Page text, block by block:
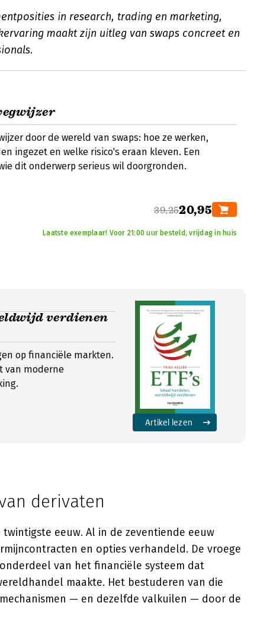
in research, trading en marketing,
maakt zijn uitleg van swaps concreet en
door de wereld van swaps: hoe ze werken,
ingezet en welke risico's eraan kleven. Een
dit onderwerp serieus wil doorgronden.
39,2520,95
Laatste exemplaar! Voor 21:00 uur besteld, vrijdag in huis
verdienen
op financiële markten.
van moderne
Artikel lezen
derivaten
eeuw. Al in de zeventiende eeuw
en opties verhandeld. De vroege
van het financiële systeem dat
maakte. Het bestuderen van die
— en dezelfde valkuilen — door de